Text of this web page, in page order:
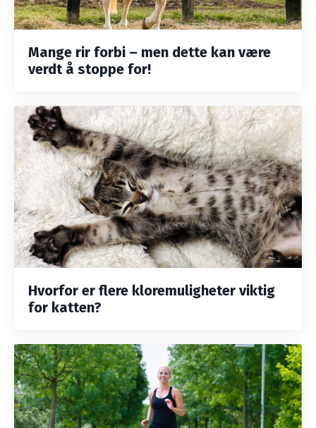
Mange rir forbi – men dette kan være
verdt å stoppe for!
Hvorfor er flere kloremuligheter viktig
for katten?